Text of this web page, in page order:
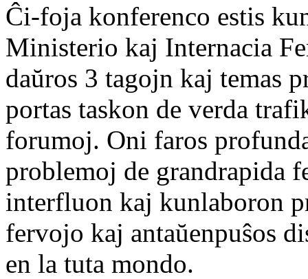
Ĉi-foja konferenco estis
Ministerio kaj Internacia
daŭros 3 tagojn kaj temas
portas taskon de verda
forumoj. Oni faros
problemoj de grandrapida
interfluon kaj kunlaboron
fervojo kaj antaŭenpuŝos
en la tuta mondo.